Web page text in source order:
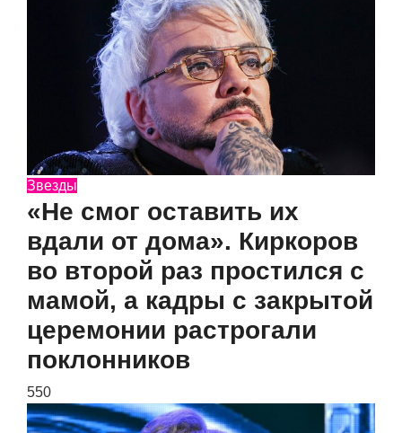
Звезды
«Не смог оставить их
вдали от дома». Киркоров
во второй раз простился с
мамой, а кадры с закрытой
церемонии растрогали
поклонников
550